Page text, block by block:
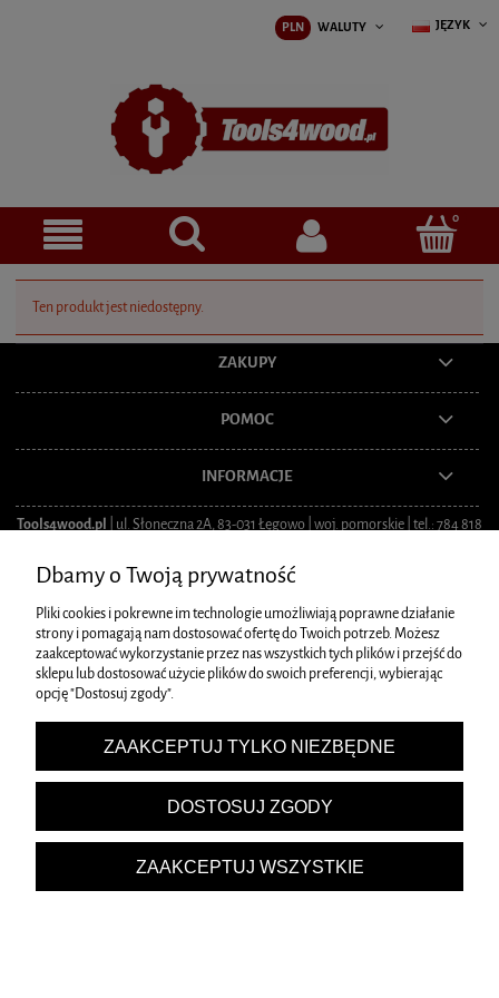
JĘZYK
PLN WALUTY
Ten produkt jest niedostępny.
ZAKUPY
POMOC
INFORMACJE
Tools4wood.pl | ul. Słoneczna 2A, 83-031 Łęgowo | woj. pomorskie | tel.: 784 818
POKAŻ PEŁNĄ WERSJĘ STRONY
Sklep internetowy Shoper.pl
Dbamy o Twoją prywatność
Pliki cookies i pokrewne im technologie umożliwiają poprawne działanie
strony i pomagają nam dostosować ofertę do Twoich potrzeb. Możesz
zaakceptować wykorzystanie przez nas wszystkich tych plików i przejść do
sklepu lub dostosować użycie plików do swoich preferencji, wybierając
opcję "Dostosuj zgody".
ZAAKCEPTUJ TYLKO NIEZBĘDNE
DOSTOSUJ ZGODY
ZAAKCEPTUJ WSZYSTKIE